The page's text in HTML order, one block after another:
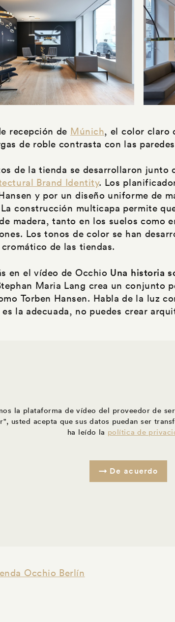
recepción de Múnich, el color claro
de roble contrasta con las
de la tienda se desarrollaron
Brand Identity. Los
y por un diseño uniforme de
construcción multicapa permite
madera, tanto en los suelos como
Los tonos de color se han
de las tiendas.
en el vídeo de Occhio Una historia
Maria Lang crea un conjunto
Torben Hansen. Habla de la luz
la adecuada, no puedes crear
la plataforma de vídeo del proveedor de
usted acepta que sus datos puedan ser
ha leído la política de
De acuerdo
Occhio Berlín